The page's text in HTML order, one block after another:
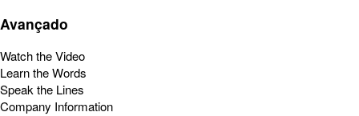
Avançado
Watch the Video
Learn the Words
Speak the Lines
Company Information